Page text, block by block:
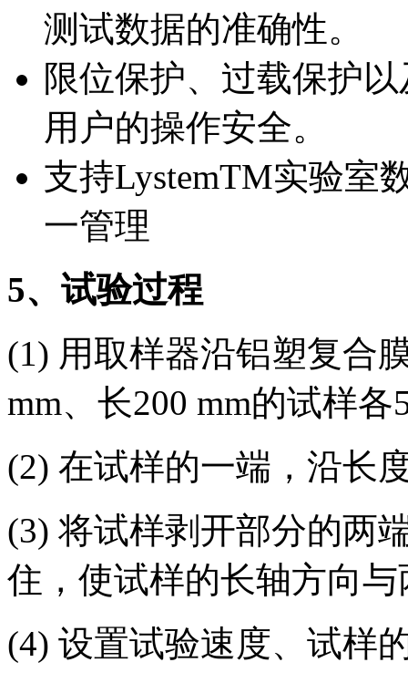
测试数据的准确性。
限位保护、过载保护
用户的操作安全。
支持LystemTM实验室
一管理
5、试验过程
(1) 用取样器沿铝塑复合
mm、长200 mm的试样各
(2) 在试样的一端，沿长
(3) 将试样剥开部分的两
住，使试样的长轴方向
(4) 设置试验速度、试样